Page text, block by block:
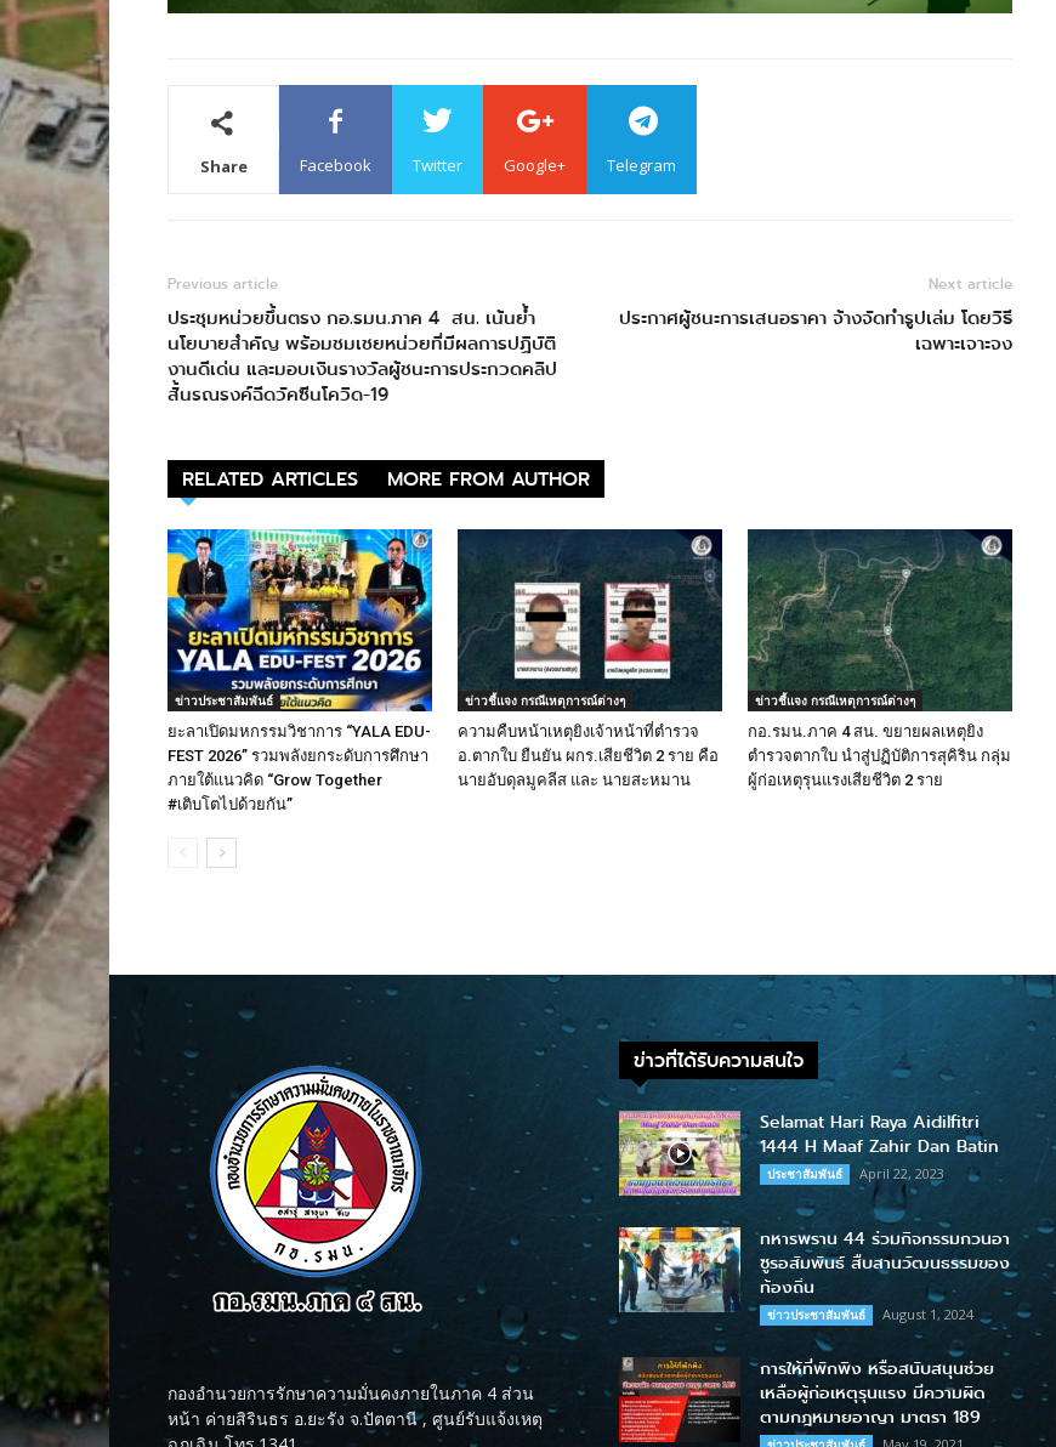
Share Facebook Twitter Google+ Telegram
Previous article
ประชุมหน่วยขึ้นตรง กอ.รมน.ภาค 4 สน. เน้นย้ำ
นโยบายสำคัญ พร้อมชมเชยหน่วยที่มีผลการปฏิบัติ
งานดีเด่น และมอบเงินรางวัลผู้ชนะการประกวดคลิป
สั้นรณรงค์ฉีดวัคซีนโควิด-19
Next article
ประกาศผู้ชนะการเสนอราคา จ้างจัดทำรูปเล่ม โดยวิธี
เฉพาะเจาะจง
RELATED ARTICLES MORE FROM AUTHOR
ข่าวประชาสัมพันธ์
ยะลาเปิดมหกรรมวิชาการ “YALA EDU-
FEST 2026” รวมพลังยกระดับการศึกษา
ภายใต้แนวคิด “Grow Together
#เติบโตไปด้วยกัน”
ข่าวชี้แจง กรณีเหตุการณ์ต่างๆ
ความคืบหน้าเหตุยิงเจ้าหน้าที่ตำรวจ
อ.ตากใบ ยืนยัน ผกร.เสียชีวิต 2 ราย คือ
นายอับดุลมูคลีส และ นายสะหมาน
ข่าวชี้แจง กรณีเหตุการณ์ต่างๆ
กอ.รมน.ภาค 4 สน. ขยายผลเหตุยิง
ตำรวจตากใบ นำสู่ปฏิบัติการสุคิริน กลุ่ม
ผู้ก่อเหตุรุนแรงเสียชีวิต 2 ราย
กองอำนวยการรักษาความมั่นคงภายในภาค 4 ส่วน
หน้า ค่ายสิรินธร อ.ยะรัง จ.ปัตตานี , ศูนย์รับแจ้งเหตุ
ข่าวที่ได้รับความสนใจ
Selamat Hari Raya Aidilfitri
1444 H Maaf Zahir Dan Batin
ประชาสัมพันธ์ April 22, 2023
ทหารพราน 44 ร่วมกิจกรรมกวนอา
ซูรอสัมพันธ์ สืบสานวัฒนธรรมของ
ท้องถิ่น
ข่าวประชาสัมพันธ์ August 1, 2024
การให้ที่พักพิง หรือสนับสนุนช่วย
เหลือผู้ก่อเหตุรุนแรง มีความผิด
ตามกฎหมายอาญา มาตรา 189
May 19, 2021